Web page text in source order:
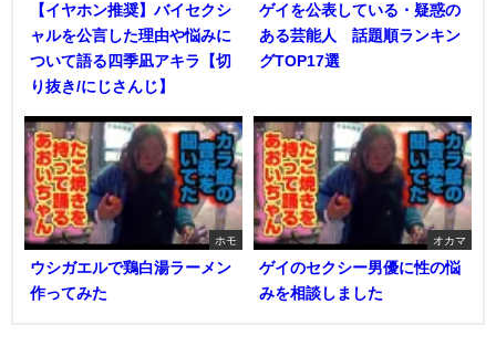
【イヤホン推奨】バイセクシ
ャルを公言した理由や悩みに
ついて語る四季凪アキラ【切
り抜き/にじさんじ】
ゲイを公表している・疑惑の
ある芸能人 話題順ランキン
グTOP17選
ホモ
ウシガエルで鶏白湯ラーメン
作ってみた
オカマ
ゲイのセクシー男優に性の悩
みを相談しました